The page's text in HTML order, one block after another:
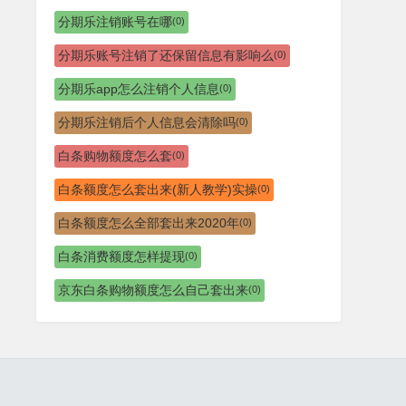
分期乐注销账号在哪(0)
分期乐账号注销了还保留信息有影响么(0)
分期乐app怎么注销个人信息(0)
分期乐注销后个人信息会清除吗(0)
白条购物额度怎么套(0)
白条额度怎么套出来(新人教学)实操(0)
白条额度怎么全部套出来2020年(0)
白条消费额度怎样提现(0)
京东白条购物额度怎么自己套出来(0)